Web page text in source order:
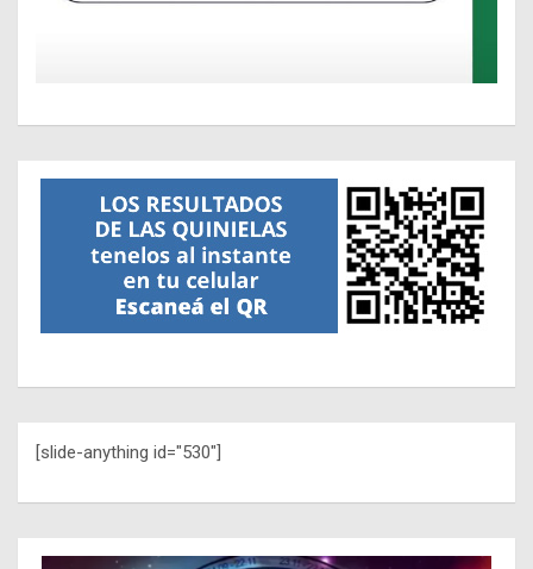
[slide-anything id="530"]